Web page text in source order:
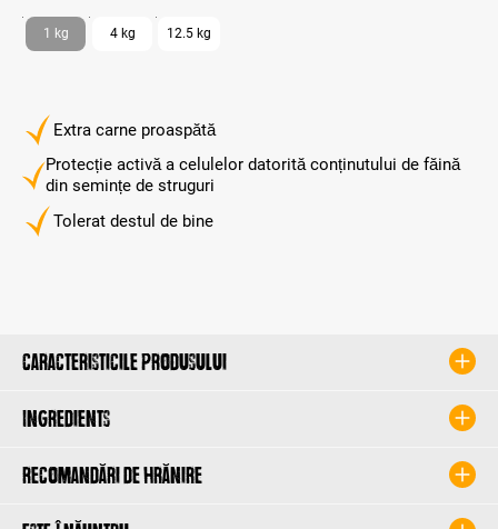
Extra carne proaspătă
Protecție activă a celulelor datorită conținutului de făină
din semințe de struguri
Tolerat destul de bine
1 kg 4 kg 12.5 kg
Caracteristicile produsului
Ingredients
Recomandări de hrănire